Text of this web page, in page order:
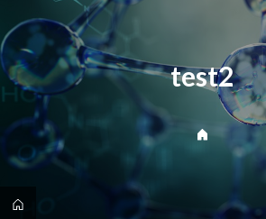
test2